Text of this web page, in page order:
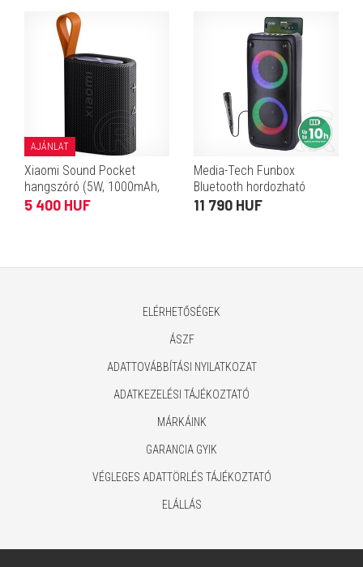
AJÁNLAT
Xiaomi Sound Pocket
hangszóró (5W, 1000mAh,
IP67, fekete-narancssárga)
5 400 HUF
Media-Tech Funbox
Bluetooth hordozható
hangszóró (Bluetooth 5.0,
11 790 HUF
ELÉRHETŐSÉGEK
ÁSZF
ADATTOVÁBBÍTÁSI NYILATKOZAT
ADATKEZELÉSI TÁJÉKOZTATÓ
MÁRKÁINK
GARANCIA GYIK
VÉGLEGES ADATTÖRLÉS TÁJÉKOZTATÓ
ELÁLLÁS